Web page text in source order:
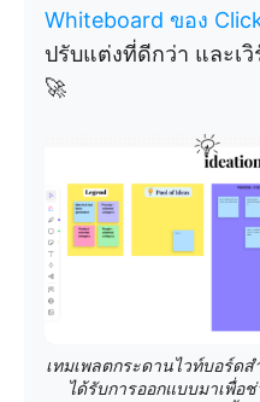
Whiteboard ของ
ปรับแต่งที่ดีกว่า และเ
🚀
เทมเพลตกระดานไวท์บอร์ด
ได้รับการออกแบบมาเพื่อ